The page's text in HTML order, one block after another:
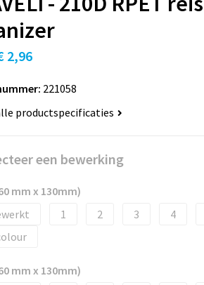
2,96
221058
productspecificaties
een bewerking
mm x 130mm)
1 2 3 4
mm x 130mm)